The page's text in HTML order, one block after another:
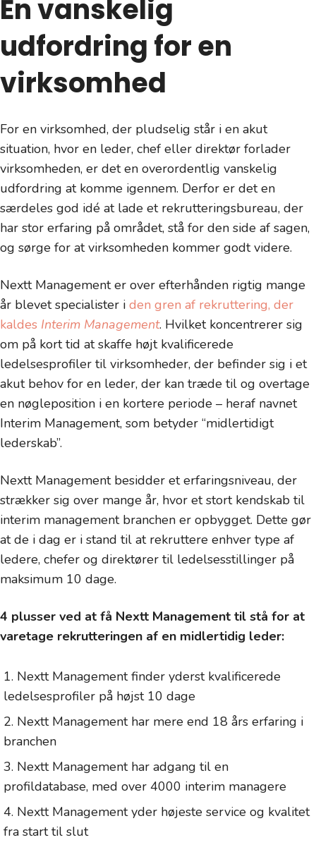
En vanskelig
udfordring for en
virksomhed
For en virksomhed, der pludselig står i en akut
situation, hvor en leder, chef eller direktør forlader
virksomheden, er det en overordentlig vanskelig
udfordring at komme igennem. Derfor er det en
særdeles god idé at lade et rekrutteringsbureau, der
har stor erfaring på området, stå for den side af sagen,
og sørge for at virksomheden kommer godt videre.
Nextt Management er over efterhånden rigtig mange
år blevet specialister i den gren af rekruttering, der
kaldes Interim Management. Hvilket koncentrerer sig
om på kort tid at skaffe højt kvalificerede
ledelsesprofiler til virksomheder, der befinder sig i et
akut behov for en leder, der kan træde til og overtage
en nøgleposition i en kortere periode – heraf navnet
Interim Management, som betyder “midlertidigt
lederskab”.
Nextt Management besidder et erfaringsniveau, der
strækker sig over mange år, hvor et stort kendskab til
interim management branchen er opbygget. Dette gør
at de i dag er i stand til at rekruttere enhver type af
ledere, chefer og direktører til ledelsesstillinger på
maksimum 10 dage.
4 plusser ved at få Nextt Management til stå for at
varetage rekrutteringen af en midlertidig leder:
Nextt Management finder yderst kvalificerede
ledelsesprofiler på højst 10 dage
Nextt Management har mere end 18 års erfaring i
branchen
Nextt Management har adgang til en
profildatabase, med over 4000 interim managere
Nextt Management yder højeste service og kvalitet
fra start til slut